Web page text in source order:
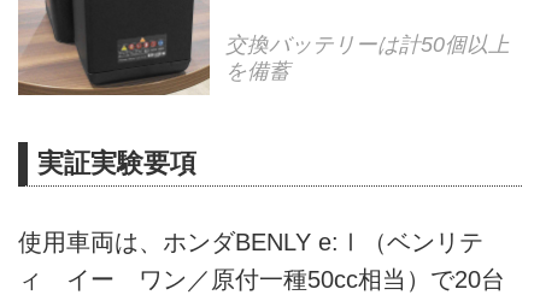
交換バッテリーは計50個以上
を備蓄
実証実験要項
使用車両は、ホンダBENLY e:Ⅰ（ベンリテ
ィ イー ワン／原付一種50cc相当）で20台